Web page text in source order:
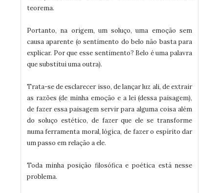
teorema.
Portanto, na origem, um soluço, uma emoção sem
causa aparente (o sentimento do belo não basta para
explicar. Por que esse sentimento? Belo é uma palavra
que substitui uma outra).
Trata-se de esclarecer isso, de lançar luz ali, de extrair
as razões (de minha emoção e a lei (dessa paisagem),
de fazer essa paisagem servir para alguma coisa além
do soluço estético, de fazer que ele se transforme
numa ferramenta moral, lógica, de fazer o espírito dar
um passo em relação a ele.
Toda minha posição filosófica e poética está nesse
problema.